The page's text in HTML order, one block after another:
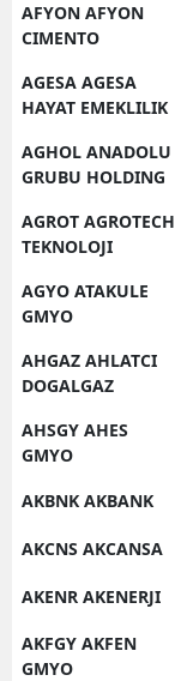
AFYON AFYON
CIMENTO
AGESA AGESA
HAYAT EMEKLILIK
AGHOL ANADOLU
GRUBU HOLDING
AGROT AGROTECH
TEKNOLOJI
AGYO ATAKULE
GMYO
AHGAZ AHLATCI
DOGALGAZ
AHSGY AHES
GMYO
AKBNK AKBANK
AKCNS AKCANSA
AKENR AKENERJI
AKFGY AKFEN
GMYO